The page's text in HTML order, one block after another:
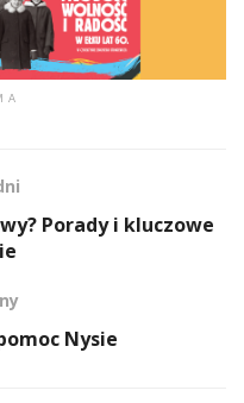
Porady i kluczowe
Nysie